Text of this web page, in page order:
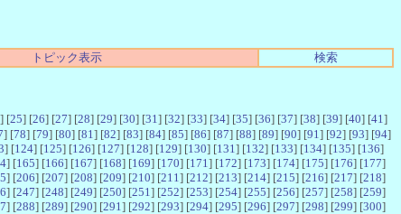
トピック表示 検索
] [25] [26] [27] [28] [29] [30] [31 ] [32] [33] [34] [35] [36] [37] [38] [39] [40] [41 ]
] [78] [79] [80] [81 ] [82] [83] [84] [85] [86] [87] [88] [89] [90] [91 ] [92] [93] [94]
] [124] [125] [126] [127] [128] [129] [130] [131 ] [132] [133] [134] [135] [136]
] [165] [166] [167] [168] [169] [170] [171 ] [172] [173] [174] [175] [176] [177]
] [206] [207] [208] [209] [210] [211 ] [212] [213] [214] [215] [216] [217] [218]
] [247] [248] [249] [250] [251 ] [252] [253] [254] [255] [256] [257] [258] [259]
] [288] [289] [290] [291 ] [292] [293] [294] [295] [296] [297] [298] [299] [300]